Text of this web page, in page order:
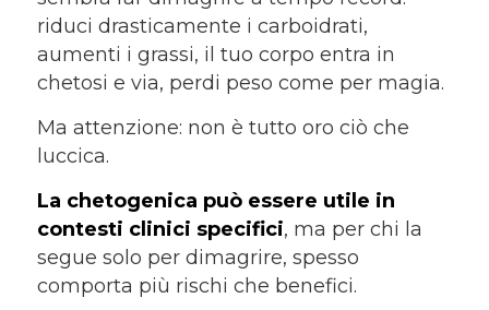
riduci drasticamente i carboidrati,
aumenti i grassi, il tuo corpo entra in
chetosi e via, perdi peso come per magia.
Ma attenzione: non è tutto oro ciò che
luccica.
La chetogenica può essere utile in
contesti clinici specifici, ma per chi la
segue solo per dimagrire, spesso
comporta più rischi che benefici.